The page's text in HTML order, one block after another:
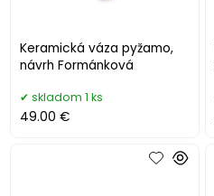
Keramická váza pyžamo,
návrh Formánková
skladom 1 ks
49.00 €